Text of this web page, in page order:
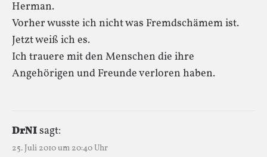
Herman.
Vorher wusste ich nicht was Fremdschämem ist.
Jetzt weiß ich es.
Ich trauere mit den Menschen die ihre
Angehörigen und Freunde verloren haben.
DrNIsagt:
25. Juli 2010 um 20:40 Uhr